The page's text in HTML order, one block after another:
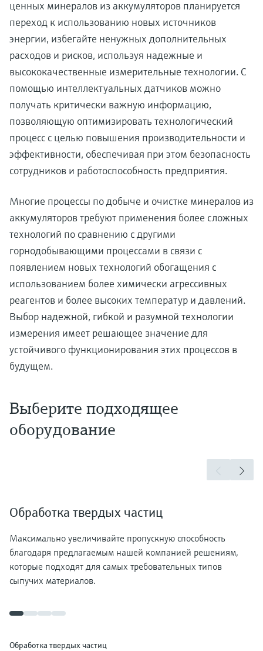
ценных минералов из аккумуляторов планируется
переход к использованию новых источников
энергии, избегайте ненужных дополнительных
расходов и рисков, используя надежные и
высококачественные измерительные технологии. С
помощью интеллектуальных датчиков можно
получать критически важную информацию,
позволяющую оптимизировать технологический
процесс с целью повышения производительности и
эффективности, обеспечивая при этом безопасность
сотрудников и работоспособность предприятия.
Многие процессы по добыче и очистке минералов из
аккумуляторов требуют применения более сложных
технологий по сравнению с другими
горнодобывающими процессами в связи с
появлением новых технологий обогащения с
использованием более химически агрессивных
реагентов и более высоких температур и давлений.
Выбор надежной, гибкой и разумной технологии
измерения имеет решающее значение для
устойчивого функционирования этих процессов в
будущем.
Выберите подходящее
оборудование
Обработка твердых частиц
Максимально увеличивайте пропускную способность
благодаря предлагаемым нашей компанией решениям,
которые подходят для самых требовательных типов
сыпучих материалов.
Обработка твердых частиц